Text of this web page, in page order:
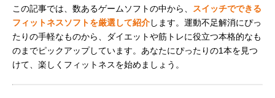
この記事では、数あるゲームソフトの中から、
スイッチでできる
フィットネスソフトを厳選して紹介します。運動不足解消にぴっ
たりの手軽なものから、ダイエットや筋トレに役立つ本格的なも
のまでピックアップしています。あなたにぴったりの1本を見つ
けて、楽しくフィットネスを始めましょう。